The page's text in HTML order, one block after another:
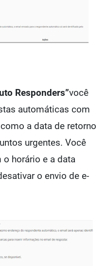
Responders”você
automáticas com
a data de retorno
urgentes. Você
horário e a data
o envio de e-